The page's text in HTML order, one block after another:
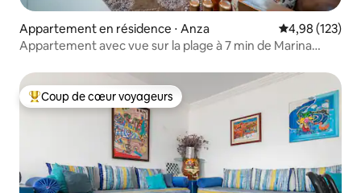
Appartement en résidence ⋅ Anza Évaluation
4,98 (123)
Appartement avec vue sur la plage à 7 min de Marina
Coups de cœur voyageurs les plus appréciés
Coup de cœur voyageurs